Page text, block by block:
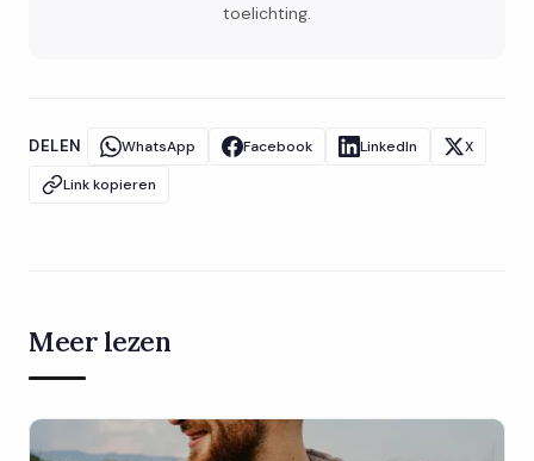
toelichting.
DELEN WhatsApp Facebook LinkedIn
X
Link kopieren
Meer lezen